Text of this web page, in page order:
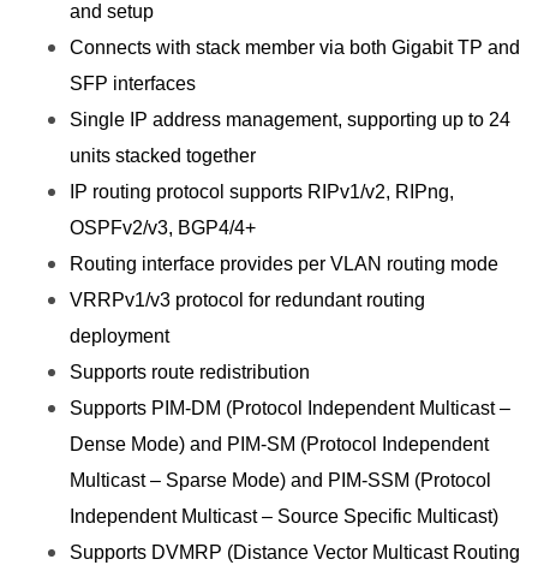
and setup
Connects with stack member via both Gigabit TP and
SFP interfaces
Single IP address management, supporting up to 24
units stacked together
IP routing protocol supports RIPv1/v2, RIPng,
OSPFv2/v3, BGP4/4+
Routing interface provides per VLAN routing mode
VRRPv1/v3 protocol for redundant routing
deployment
Supports route redistribution
Supports PIM-DM (Protocol Independent Multicast –
Dense Mode) and PIM-SM (Protocol Independent
Multicast – Sparse Mode) and PIM-SSM (Protocol
Independent Multicast – Source Specific Multicast)
Supports DVMRP (Distance Vector Multicast Routing